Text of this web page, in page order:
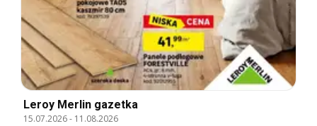
Leroy Merlin gazetka
15.07.2026- 11.08.2026